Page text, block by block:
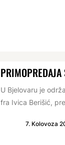
PRIMOPREDAJA
U Bjelovaru je
fra Ivica Berišić,
7. Kolovoza